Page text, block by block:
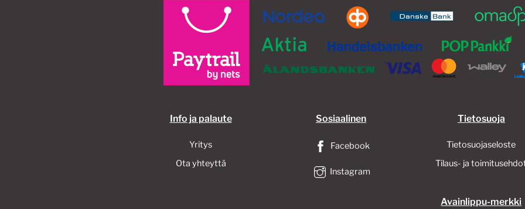
sivulla.
Info ja palaute
Yritys
Ota yhteyttä
Sosiaalinen
Facebook
Instagram
Tietosuoja
Tietosuojaseloste
Tilaus- ja
Avainlippu-merkki